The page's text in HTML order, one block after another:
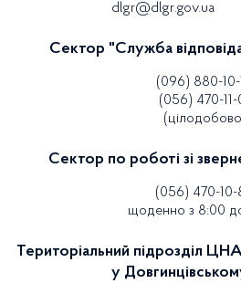
dlgr@dlgr.gov.ua
Сектор "Служба
(096) 880-10-
(056) 470-11-
Сектор по роботі зі
(056) 470-10-
щоденно з 8:00
Територіальний підрозділ
у